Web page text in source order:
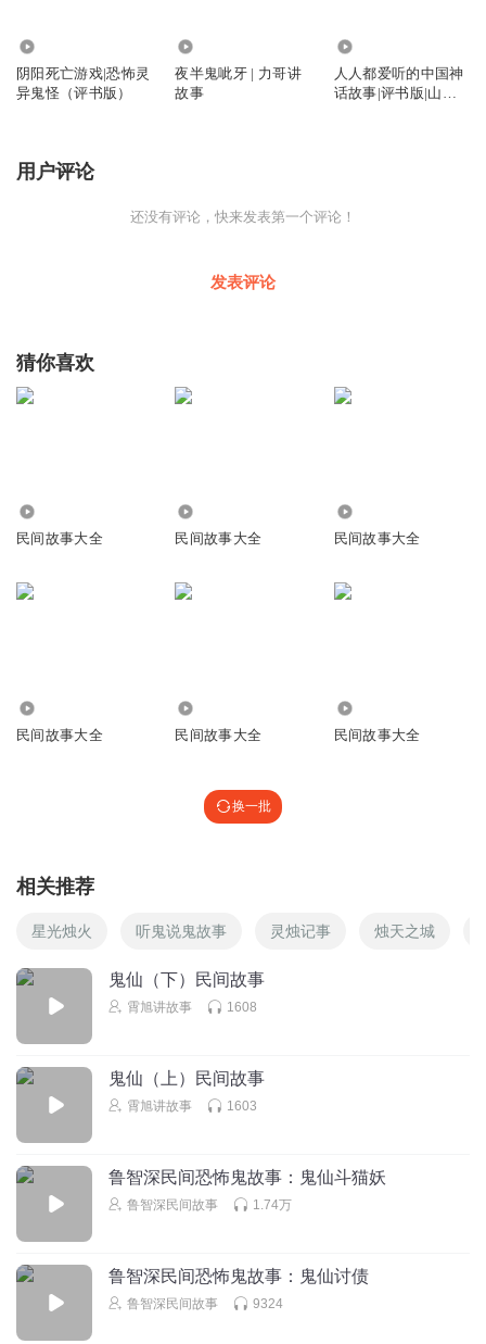
阴阳死亡游戏|恐怖灵
异鬼怪（评书版）
夜半鬼呲牙 | 力哥讲
故事
人人都爱听的中国神
话故事|评书版|山海
用户评论
还没有评论，快来发表第一个评论！
发表评论
猜你喜欢
民间故事大全 民间故事大全 民间故事大全
民间故事大全 民间故事大全 民间故事大全
换一批
相关推荐
星光烛火 听鬼说鬼故事 灵烛记事 烛天之城
鬼仙（下）民间故事
霄旭讲故事 1608
鬼仙（上）民间故事
霄旭讲故事 1603
鲁智深民间恐怖鬼故事：鬼仙斗猫妖
鲁智深民间故事 1.74万
鲁智深民间恐怖鬼故事：鬼仙讨债
鲁智深民间故事 9324